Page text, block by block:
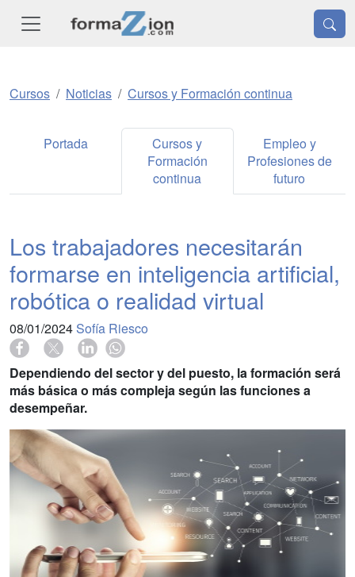
Cursos Noticias Cursos y Formación continua
Portada
Cursos y
Formación
continua
Empleo y
Profesiones de
futuro
Los trabajadores necesitarán
formarse en inteligencia artificial,
robótica o realidad virtual
08/01/2024 Sofía Riesco
Dependiendo del sector y del puesto, la formación será
más básica o más compleja según las funciones a
desempeñar.